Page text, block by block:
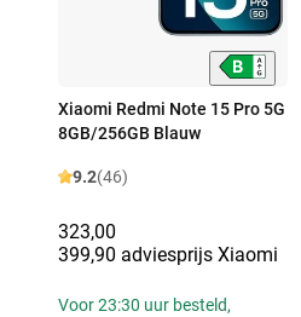
Xiaomi Redmi Note 15 Pro 5G
8GB/256GB Blauw
9.2(46)
323,00
399,90 adviesprijs Xiaomi
Voor 23:30 uur besteld,